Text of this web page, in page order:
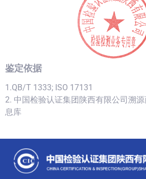
鉴定依据
1.QB/T 1333; ISO 17131
2. 中国检验认证集团陕西有限公司溯
息库